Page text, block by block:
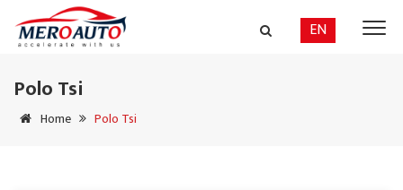
EN
Polo Tsi
Home Polo Tsi